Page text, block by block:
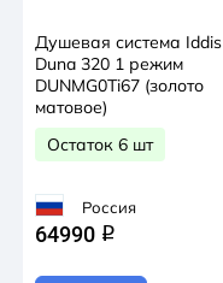
Душевая система Iddis
Duna 320 1 режим
DUNMG0Ti67 (золото
матовое)
Остаток 6 шт
Россия
64990 q